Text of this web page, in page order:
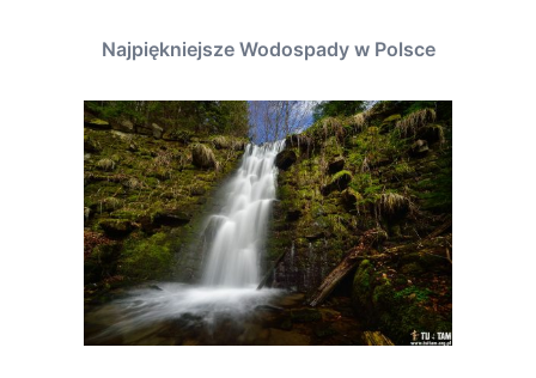
Najpiękniejsze Wodospady w Polsce